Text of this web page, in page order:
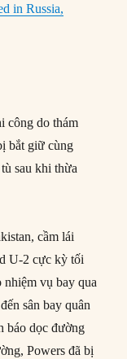
in Russia,
công do thám
bắt giữ cùng
sau khi thừa
cầm lái
U-2 cực kỳ tối
vụ bay qua
sân bay quân
báo dọc đường
Powers đã bị